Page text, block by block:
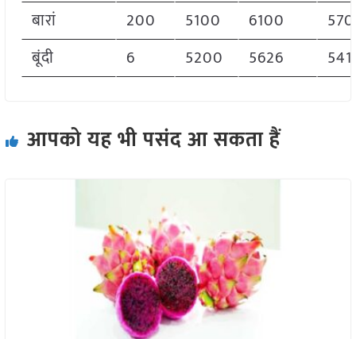
बारां
200 5100 6100
बूंदी
6 5200 5626
आपको यह भी पसंद आ सकता हैं